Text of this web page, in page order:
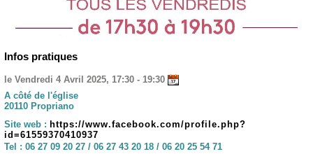
Infos pratiques
le Vendredi 4 Avril 2025, 17:30 - 19:30
A côté de l'église
20110 Propriano
Site web : https://www.facebook.com/profile.php?
id=61559370410937
Tel : 06 27 09 20 27 / 06 27 43 20 18 / 06 20 25 54 71